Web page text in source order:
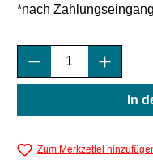
*nach Zahlungseingang
Produkt
In
Zum Merkzettel